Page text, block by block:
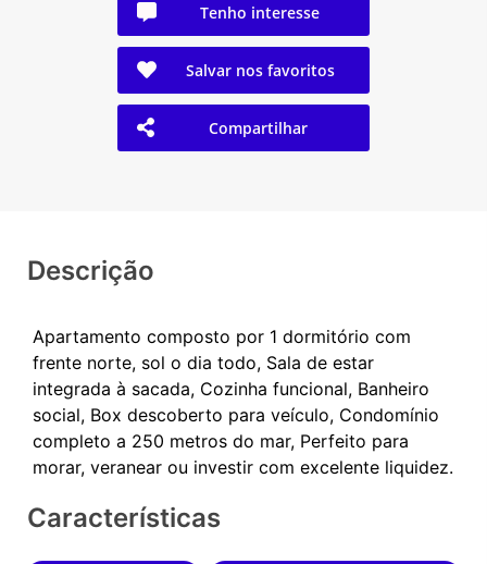
Tenho interesse
Salvar nos favoritos
Compartilhar
Descrição
Apartamento composto por 1 dormitório com
frente norte, sol o dia todo, Sala de estar
integrada à sacada, Cozinha funcional, Banheiro
social, Box descoberto para veículo, Condomínio
completo a 250 metros do mar, Perfeito para
Características